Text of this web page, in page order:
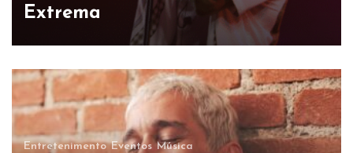
Extrema
Entretenimento Eventos Música